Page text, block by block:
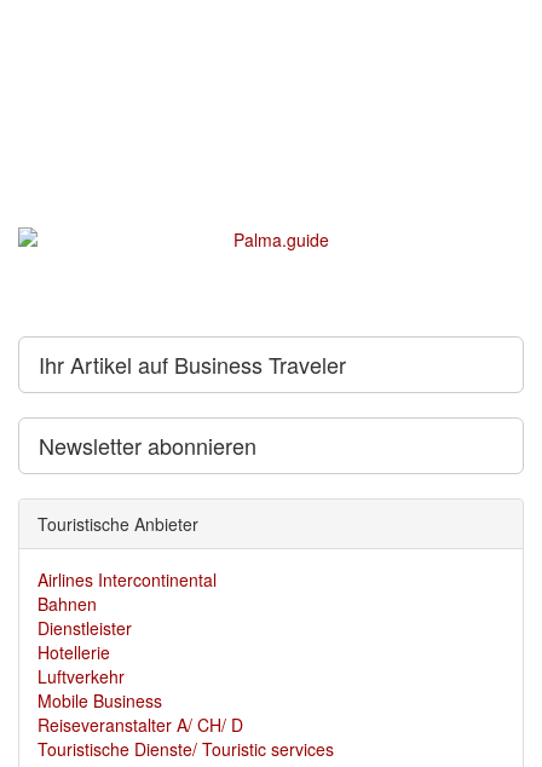
Ihr Artikel auf Business Traveler
Newsletter abonnieren
Touristische Anbieter
Airlines Intercontinental
Bahnen
Dienstleister
Hotellerie
Luftverkehr
Mobile Business
Reiseveranstalter A/ CH/ D
Touristische Dienste/ Touristic services